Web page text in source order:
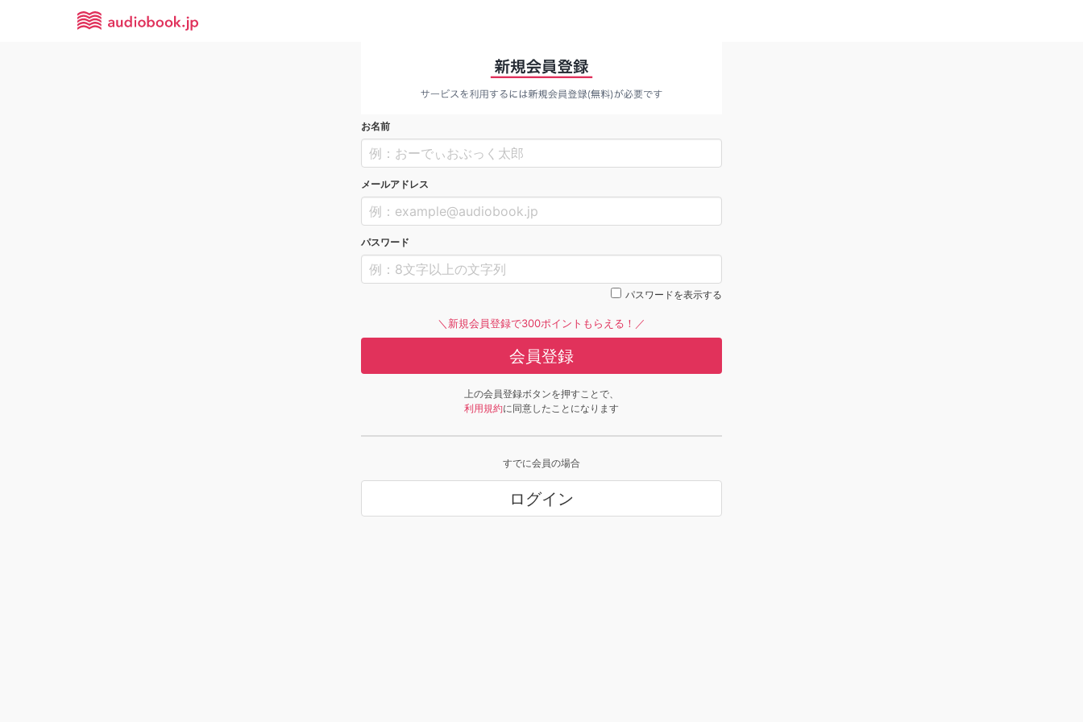
お名前
メールアドレス
パスワード
パスワードを表示する
＼新規会員登録で300ポイントもらえる！／
会員登録
上の会員登録ボタンを押すことで、
利用規約に同意したことになります
すでに会員の場合
ログイン